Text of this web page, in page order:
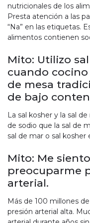
nutricionales de los
Presta atención a las
“Na” en las etiquetas.
alimentos contienen
Mito: Utilizo
cuando
de mesa
de bajo
La sal kosher y la sal
de sodio que la sal de
sal de mar o sal kosher
Mito: Me
preocuparme
arterial.
Más de 100 millones
presión arterial alta.